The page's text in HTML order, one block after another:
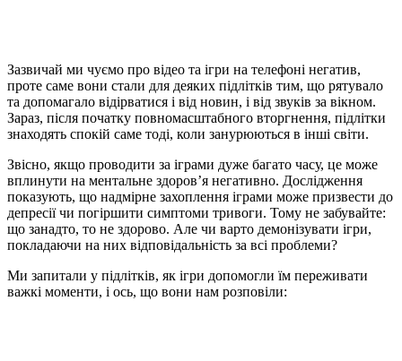
Зазвичай ми чуємо про відео та ігри на телефоні негатив,
проте саме вони стали для деяких підлітків тим, що рятувало
та допомагало відірватися і від новин, і від звуків за вікном.
Зараз, після початку повномасштабного вторгнення, підлітки
знаходять спокій саме тоді, коли занурюються в інші світи.
Звісно, якщо проводити за іграми дуже багато часу, це може
вплинути на ментальне здоров’я негативно. Дослідження
показують, що надмірне захоплення іграми може призвести до
депресії чи погіршити симптоми тривоги. Тому не забувайте:
що занадто, то не здорово. Але чи варто демонізувати ігри,
покладаючи на них відповідальність за всі проблеми?
Ми запитали у підлітків, як ігри допомогли їм переживати
важкі моменти, і ось, що вони нам розповіли: